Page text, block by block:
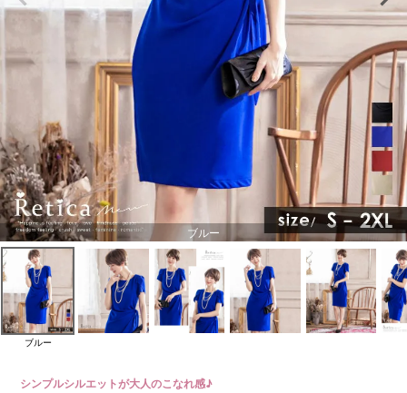
ブルー
ブルー
シンプルシルエットが大人のこなれ感♪